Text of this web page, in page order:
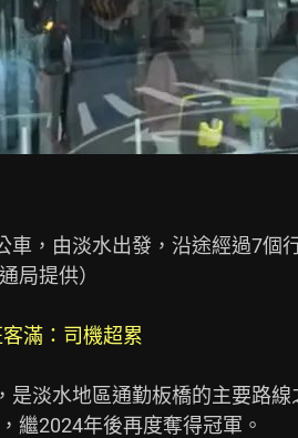
，由淡水出發，沿途經過7個
局提供）
滿：司機超累
是淡水地區通勤板橋的主要路
繼2024年後再度奪得冠軍。